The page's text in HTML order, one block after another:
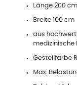
Länge 200 cm
Breite 100 cm
aus
medizinische
Gestellfarbe
Max.